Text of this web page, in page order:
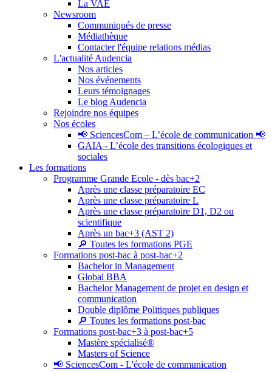
La VAE
Newsroom
Communiqués de presse
Médiathèque
Contacter l'équipe relations médias
L'actualité Audencia
Nos articles
Nos événements
Leurs témoignages
Le blog Audencia
Rejoindre nos équipes
Nos écoles
📢 SciencesCom – L’école de communication 📢
GAIA - L’école des transitions écologiques et
sociales
Les formations
Programme Grande Ecole - dès bac+2
Après une classe préparatoire EC
Après une classe préparatoire L
Après une classe préparatoire D1, D2 ou
scientifique
Après un bac+3 (AST 2)
🔎 Toutes les formations PGE
Formations post-bac à post-bac+2
Bachelor in Management
Global BBA
Bachelor Management de projet en design et
communication
Double diplôme Politiques publiques
🔎 Toutes les formations post-bac
Formations post-bac+3 à post-bac+5
Mastère spécialisé®
Masters of Science
📢 SciencesCom - L'école de communication